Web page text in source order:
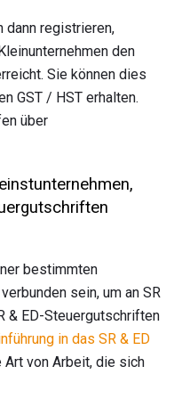
dann registrieren,
den
Sie können dies
GST / HST erhalten.
über
bestimmten
sein, um an SR
& ED-Steuergutschriften
in das SR & ED
Art von Arbeit, die sich